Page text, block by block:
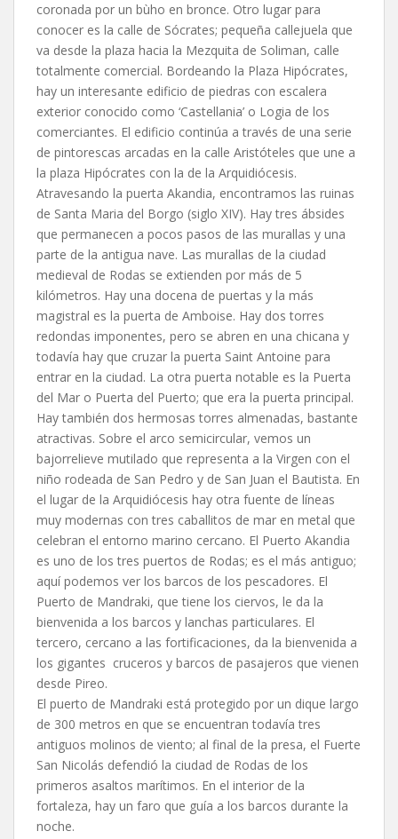
coronada por un bùho en bronce. Otro lugar para
conocer es la calle de Sócrates; pequeña callejuela que
va desde la plaza hacia la Mezquita de Soliman, calle
totalmente comercial. Bordeando la Plaza Hipócrates,
hay un interesante edificio de piedras con escalera
exterior conocido como ‘Castellania’ o Logia de los
comerciantes. El edificio continúa a través de una serie
de pintorescas arcadas en la calle Aristóteles que une a
la plaza Hipócrates con la de la Arquidiócesis.
Atravesando la puerta Akandia, encontramos las ruinas
de Santa Maria del Borgo (siglo XIV). Hay tres ábsides
que permanecen a pocos pasos de las murallas y una
parte de la antigua nave. Las murallas de la ciudad
medieval de Rodas se extienden por más de 5
kilómetros. Hay una docena de puertas y la más
magistral es la puerta de Amboise. Hay dos torres
redondas imponentes, pero se abren en una chicana y
todavía hay que cruzar la puerta Saint Antoine para
entrar en la ciudad. La otra puerta notable es la Puerta
del Mar o Puerta del Puerto; que era la puerta principal.
Hay también dos hermosas torres almenadas, bastante
atractivas. Sobre el arco semicircular, vemos un
bajorrelieve mutilado que representa a la Virgen con el
niño rodeada de San Pedro y de San Juan el Bautista. En
el lugar de la Arquidiócesis hay otra fuente de líneas
muy modernas con tres caballitos de mar en metal que
celebran el entorno marino cercano. El Puerto Akandia
es uno de los tres puertos de Rodas; es el más antiguo;
aquí podemos ver los barcos de los pescadores. El
Puerto de Mandraki, que tiene los ciervos, le da la
bienvenida a los barcos y lanchas particulares. El
tercero, cercano a las fortificaciones, da la bienvenida a
los gigantes cruceros y barcos de pasajeros que vienen
desde Pireo.
El puerto de Mandraki está protegido por un dique largo
de 300 metros en que se encuentran todavía tres
antiguos molinos de viento; al final de la presa, el Fuerte
San Nicolás defendió la ciudad de Rodas de los
primeros asaltos marítimos. En el interior de la
fortaleza, hay un faro que guía a los barcos durante la
noche.